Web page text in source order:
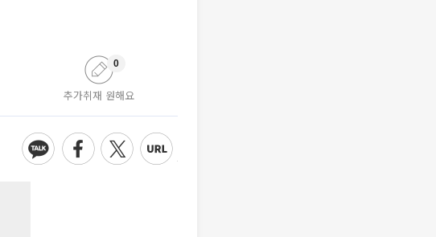
추가취재 원해요
0